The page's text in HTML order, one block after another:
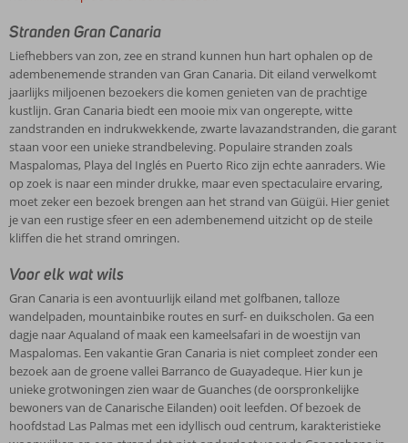
Stranden Gran Canaria
Liefhebbers van zon, zee en strand kunnen hun hart ophalen op de
adembenemende stranden van Gran Canaria. Dit eiland verwelkomt
jaarlijks miljoenen bezoekers die komen genieten van de prachtige
kustlijn. Gran Canaria biedt een mooie mix van ongerepte, witte
zandstranden en indrukwekkende, zwarte lavazandstranden, die garant
staan voor een unieke strandbeleving. Populaire stranden zoals
Maspalomas, Playa del Inglés en Puerto Rico zijn echte aanraders. Wie
op zoek is naar een minder drukke, maar even spectaculaire ervaring,
moet zeker een bezoek brengen aan het strand van Güigüi. Hier geniet
je van een rustige sfeer en een adembenemend uitzicht op de steile
kliffen die het strand omringen.
Voor elk wat wils
Gran Canaria is een avontuurlijk eiland met golfbanen, talloze
wandelpaden, mountainbike routes en surf- en duikscholen. Ga een
dagje naar Aqualand of maak een kameelsafari in de woestijn van
Maspalomas. Een vakantie Gran Canaria is niet compleet zonder een
bezoek aan de groene vallei Barranco de Guayadeque. Hier kun je
unieke grotwoningen zien waar de Guanches (de oorspronkelijke
bewoners van de Canarische Eilanden) ooit leefden. Of bezoek de
hoofdstad Las Palmas met een idyllisch oud centrum, karakteristieke